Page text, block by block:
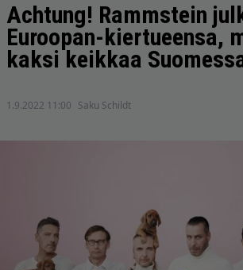
Achtung! Rammstein
Euroopan-kiertueensa,
kaksi keikkaa
1.9.2022 11:00 Saku Schildt